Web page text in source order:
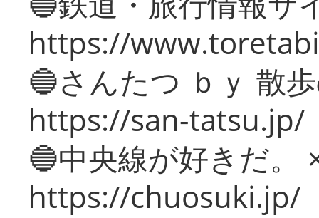
https://
🔵さんたつ ｂｙ 散
https://san-tatsu.jp/
🔵中央線が好きだ。
https://chuosuki.jp/